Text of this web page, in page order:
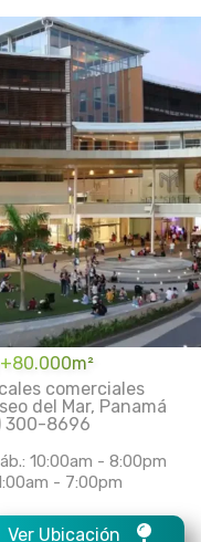
+80.000m²
comerciales
del Mar, Panamá
300-8696
10:00am - 8:00pm
- 7:00pm
Ver Ubicación